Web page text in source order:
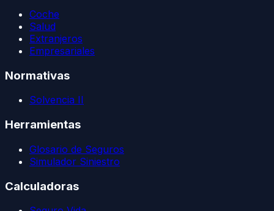
Coche
Salud
Extranjeros
Empresariales
Normativas
Solvencia II
Herramientas
Glosario de Seguros
Simulador Siniestro
Calculadoras